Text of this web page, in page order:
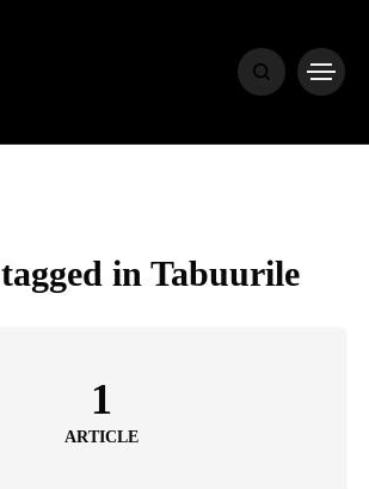
in Tabuurile
1
ARTICLE
HOME
ENGLISH